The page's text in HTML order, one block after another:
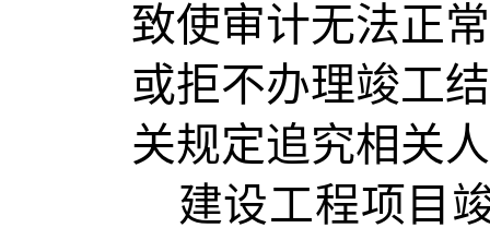
致使审计无法正
或拒不办理竣工
关规定追究相关
建设工程项目